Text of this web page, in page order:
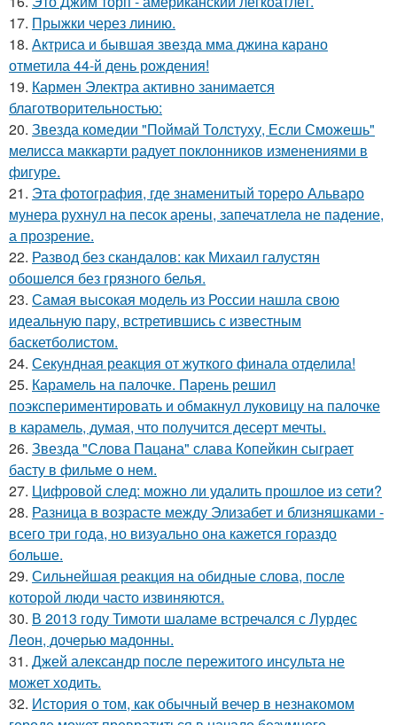
17. Прыжки через линию.
18. Актриса и бывшая звезда мма джина карано
отметила 44-й день рождения!
19. Кармен Электра активно занимается
благотворительностью:
20. Звезда комедии "Поймай Толстуху, Если Сможешь"
мелисса маккарти радует поклонников изменениями в
фигуре.
21. Эта фотография, где знаменитый тореро Альваро
мунера рухнул на песок арены, запечатлела не падение,
а прозрение.
22. Развод без скандалов: как Михаил галустян
обошелся без грязного белья.
23. Самая высокая модель из России нашла свою
идеальную пару, встретившись с известным
баскетболистом.
24. Секундная реакция от жуткого финала отделила!
25. Карамель на палочке. Парень решил
поэкспериментировать и обмакнул луковицу на палочке
в карамель, думая, что получится десерт мечты.
26. Звезда "Слова Пацана" слава Копейкин сыграет
басту в фильме о нем.
27. Цифровой след: можно ли удалить прошлое из сети?
28. Разница в возрасте между Элизабет и близняшками -
всего три года, но визуально она кажется гораздо
больше.
29. Сильнейшая реакция на обидные слова, после
которой люди часто извиняются.
30. В 2013 году Тимоти шаламе встречался с Лурдес
Леон, дочерью мадонны.
31. Джей александр после пережитого инсульта не
может ходить.
32. История о том, как обычный вечер в незнакомом